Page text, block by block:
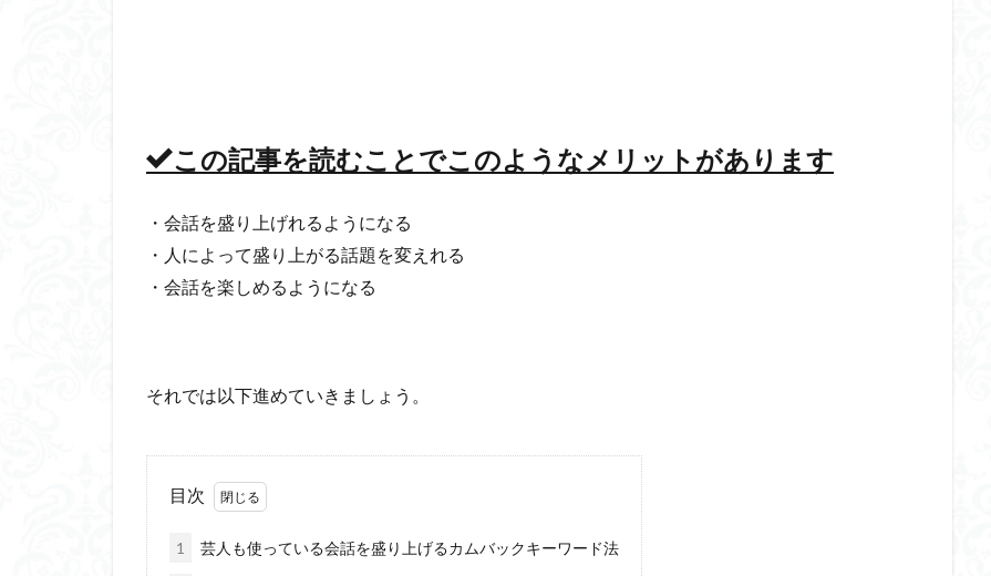
この記事を読むことでこのようなメリットがあります
・会話を盛り上げれるようになる
・人によって盛り上がる話題を変えれる
・会話を楽しめるようになる
それでは以下進めていきましょう。
目次
1 芸人も使っている会話を盛り上げるカムバックキーワード法